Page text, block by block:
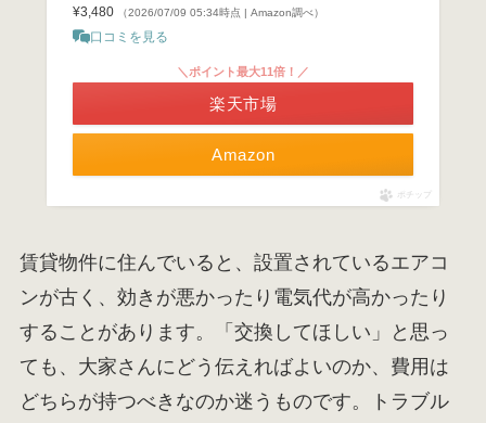
¥3,480
（2026/07/09 05:34時点 | Amazon調べ）
口コミを見る
Amazon
＼ポイント最大11倍！／
楽天市場
ポチップ
賃貸物件に住んでいると、設置されているエアコ
ンが古く、効きが悪かったり電気代が高かったり
することがあります。「交換してほしい」と思っ
ても、大家さんにどう伝えればよいのか、費用は
どちらが持つべきなのか迷うものです。トラブル